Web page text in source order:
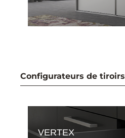
Configurateurs de tiroirs
VERTEX